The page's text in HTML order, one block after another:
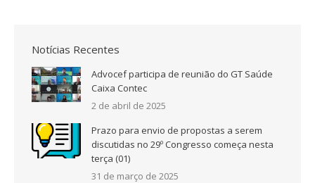
Notícias Recentes
Advocef participa de reunião do GT Saúde
Caixa Contec
2 de abril de 2025
Prazo para envio de propostas a serem
discutidas no 29º Congresso começa nesta
terça (01)
31 de março de 2025